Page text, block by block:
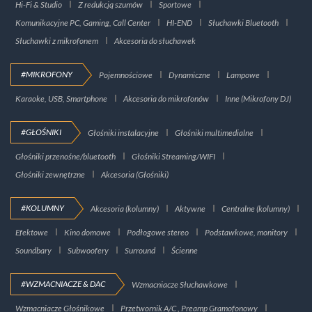
Hi-Fi & Studio Z redukcją szumów
Sportowe
Komunikacyjne PC, Gaming, Call Center
HI-END
Słuchawki Bluetooth
Słuchawki z mikrofonem
Akcesoria do słuchawek
#MIKROFONY Pojemnościowe Dynamiczne Lampowe
Karaoke, USB, Smartphone Akcesoria do mikrofonów Inne (Mikrofony DJ)
#GŁOŚNIKI Głośniki instalacyjne Głośniki multimedialne
Głośniki przenośne/bluetooth
Głośniki Streaming/WIFI
Głośniki zewnętrzne
Akcesoria (Głośniki)
#KOLUMNY Akcesoria (kolumny) Aktywne Centralne (kolumny)
Efektowe Kino domowe Podłogowe stereo
Podstawkowe, monitory
Soundbary
Subwoofery Surround Ścienne
#WZMACNIACZE & DAC Wzmacniacze Słuchawkowe
Wzmacniacze Głośnikowe Przetwornik A/C , Preamp Gramofonowy